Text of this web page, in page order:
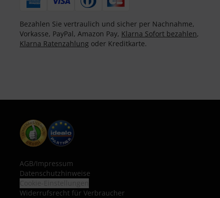
Bezahlen Sie vertraulich und sicher per Nachnahme,
Vorkasse, PayPal, Amazon Pay, Klarna Sofort bezahlen,
Klarna Ratenzahlung oder Kreditkarte.
AGB/Impressum
Datenschutzhinweise
Widerrufsrecht für Verbraucher